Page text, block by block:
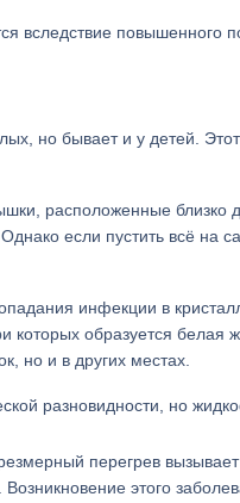
вследствие повышенного
но бывает и у детей.
расположенные близко
если пустить всё на
инфекции в
которых образуется белая
но и в других местах.
разновидности, но
перегрев
этого